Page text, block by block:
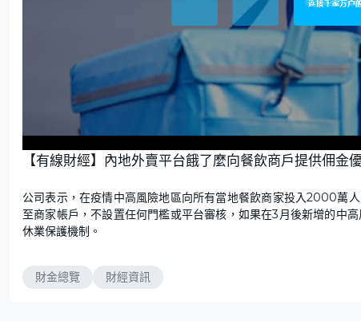
【有線財經】內地外賣平台餓了麼向餐飲商戶提供佣金
公司表示，在疫情中高風險地區向所有當地餐飲商家投入2000萬
至商家帳戶，不設置任何門檻或平台審核，如果在3月後新增的中
休業保護機制。
財金總覽 財經資訊